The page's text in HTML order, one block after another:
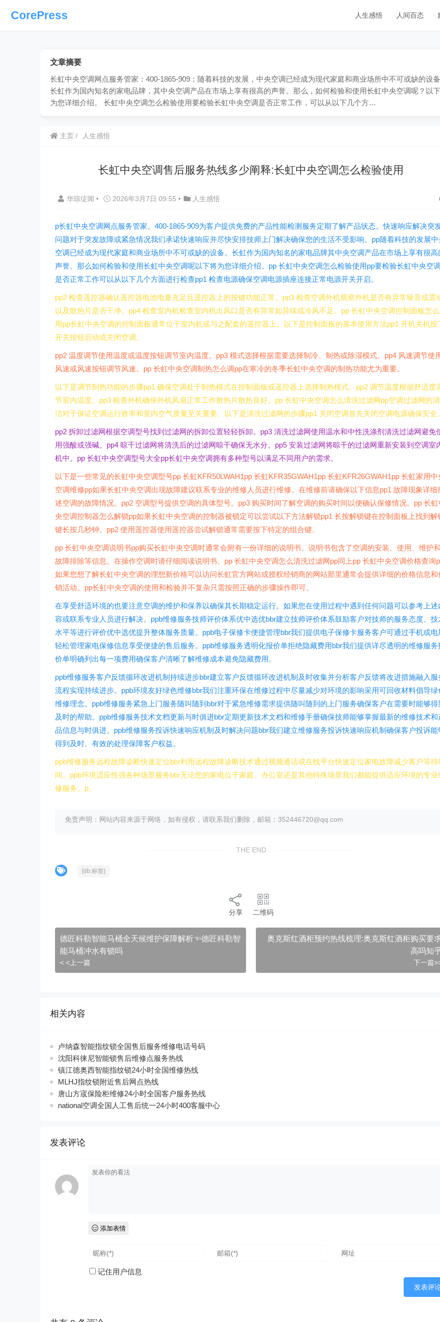
CorePress 人生感悟 人间百态
文章摘要
长虹中央空调网点服务管家：400-1865-909；随着科技的发展，中央空调已经成为现代家庭和商业场所中不可或缺的设备
长虹作为国内知名的家电品牌，其中央空调产品在市场上享有很高的声誉。那么，如何检验和使用长虹中央空调呢？以
为您详细介绍。 长虹中央空调怎么检验使用要检验长虹中央空调是否正常工作，可以从以下几个方…
主页 人生感悟
长虹中央空调售后服务热线多少阐释:长虹中央空调怎么检验使用
华琼绽闻 • 2026年3月7日 09:55 • 人生感悟
p长虹中央空调网点服务管家。400-1865-909为客户提供免费的产品性能检测服务定期了解产品状态。快速响应解决突
问题对于突发故障或紧急情况我们承诺快速响应并尽快安排技师上门解决确保您的生活不受影响。pp随着科技的发展中
空调已经成为现代家庭和商业场所中不可或缺的设备。长虹作为国内知名的家电品牌其中央空调产品在市场上享有很高
声誉。那么如何检验和使用长虹中央空调呢以下将为您详细介绍。pp 长虹中央空调怎么检验使用pp要检验长虹中央空调
是否正常工作可以从以下几个方面进行检查pp1 检查电源确保空调电源插座连接正常电源开关开启。
pp2 检查遥控器确认遥控器电池电量充足且遥控器上的按键功能正常。pp3 检查空调外机观察外机是否有异常噪音或震
以及散热片是否干净。pp4 检查室内机检查室内机出风口是否有异常如异味或冷风不足。pp 长虹中央空调控制面板怎
用pp长虹中央空调的控制面板通常位于室内机或与之配套的遥控器上。以下是控制面板的基本使用方法pp1 开机关机按
开关按钮启动或关闭空调。
pp2 温度调节使用温度或温度按钮调节室内温度。pp3 模式选择根据需要选择制冷、制热或除湿模式。pp4 风速调节使
风速或风速按钮调节风速。pp 长虹中央空调制热怎么调pp在寒冷的冬季长虹中央空调的制热功能尤为重要。
以下是调节制热功能的步骤pp1 确保空调处于制热模式在控制面板或遥控器上选择制热模式。pp2 调节温度根据舒适度
节室内温度。pp3 检查外机确保外机风扇正常工作散热片散热良好。pp 长虹中央空调怎么清洗过滤网pp空调过滤网的清
洁对于保证空调运行效率和室内空气质量至关重要。以下是清洗过滤网的步骤pp1 关闭空调首先关闭空调电源确保安全。
pp2 拆卸过滤网根据空调型号找到过滤网的拆卸位置轻轻拆卸。pp3 清洗过滤网使用温水和中性洗涤剂清洗过滤网避免
用强酸或强碱。pp4 晾干过滤网将清洗后的过滤网晾干确保无水分。pp5 安装过滤网将晾干的过滤网重新安装到空调室
机中。pp 长虹中央空调型号大全pp长虹中央空调拥有多种型号以满足不同用户的需求。
以下是一些常见的长虹中央空调型号pp 长虹KFR50LWAH1pp 长虹KFR35GWAH1pp 长虹KFR26GWAH1pp 长虹家用中
空调维修pp如果长虹中央空调出现故障建议联系专业的维修人员进行维修。在维修前请确保以下信息pp1 故障现象详细
述空调的故障情况。pp2 空调型号提供空调的具体型号。pp3 购买时间了解空调的购买时间以便确认保修情况。pp 长虹
央空调控制器怎么解锁pp如果长虹中央空调的控制器被锁定可以尝试以下方法解锁pp1 长按解锁键在控制面板上找到解
键长按几秒钟。pp2 使用遥控器使用遥控器尝试解锁通常需要按下特定的组合键。
pp 长虹中央空调说明书pp购买长虹中央空调时通常会附有一份详细的说明书。说明书包含了空调的安装、使用、维护和
故障排除等信息。在操作空调时请仔细阅读说明书。pp 长虹中央空调怎么清洗过滤网pp同上pp 长虹中央空调价格查询
如果您想了解长虹中央空调的理想新价格可以访问长虹官方网站或授权经销商的网站那里通常会提供详细的价格信息和
销活动。pp长虹中央空调的使用和检验并不复杂只需按照正确的步骤操作即可。
在享受舒适环境的也要注意空调的维护和保养以确保其长期稳定运行。如果您在使用过程中遇到任何问题可以参考上述
容或联系专业人员进行解决。ppb维修服务技师评价体系优中选优bbr建立技师评价体系鼓励客户对技师的服务态度、技
水平等进行评价优中选优提升整体服务质量。ppb电子保修卡便捷管理bbr我们提供电子保修卡服务客户可通过手机或电
轻松管理家电保修信息享受便捷的售后服务。ppb维修服务透明化报价单拒绝隐藏费用bbr我们提供详尽透明的维修服务
价单明确列出每一项费用确保客户清晰了解维修成本避免隐藏费用。
ppb维修服务客户反馈循环改进机制持续进步bbr建立客户反馈循环改进机制及时收集并分析客户反馈将改进措施融入服
流程实现持续进步。ppb环境友好绿色维修bbr我们注重环保在维修过程中尽量减少对环境的影响采用可回收材料倡导绿
维修理念。ppb维修服务紧急上门服务随叫随到bbr对于紧急维修需求提供随叫随到的上门服务确保客户在需要时能够得
及时的帮助。ppb维修服务技术文档更新与时俱进bbr定期更新技术文档和维修手册确保技师能够掌握最新的维修技术和
品信息与时俱进。ppb维修服务投诉快速响应机制及时解决问题bbr我们建立维修服务投诉快速响应机制确保客户投诉能
得到及时、有效的处理保障客户权益。
ppb维修服务远程故障诊断快速定位bbr利用远程故障诊断技术通过视频通话或在线平台快速定位家电故障减少客户等待
间。ppb环境适应性强各种场景服务bbr无论您的家电位于家庭、办公室还是其他特殊场景我们都能提供适应环境的专业
修服务。p。
免责声明：网站内容来源于网络，如有侵权，请联系我们删除，邮箱：352446720@qq.com
THE END
[db:标签]
分享 二维码
德匠科勒智能马桶全天候维护保障解析☜德匠科勒智
能马桶冲水有锁吗
< <上一篇
奥克斯红酒柜预约热线梳理:奥克斯红酒柜购买要
高吗知
下一篇
相关内容
卢纳森智能指纹锁全国售后服务维修电话号码
沈阳科徕尼智能锁售后维修点服务热线
镇江德奥西智能指纹锁24小时全国维修热线
MLHJ指纹锁附近售后网点热线
唐山方宬保险柜维修24小时全国客户服务热线
national空调全国人工售后统一24小时400客服中心
发表评论
添加表情
记住用户信息